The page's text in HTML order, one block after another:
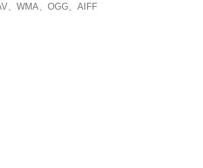
、WMA、OGG、AIFF